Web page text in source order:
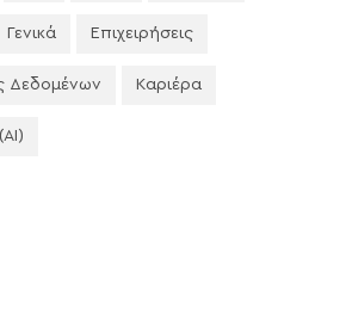
Γενικά Επιχειρήσεις
Δεδομένων Καριέρα